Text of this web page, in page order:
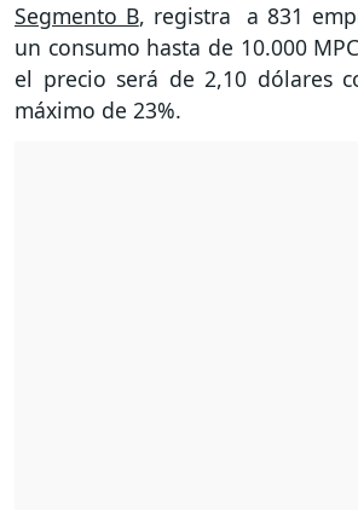
Segmento B, registra a 831
un consumo hasta de 10.000
el precio será de 2,10 dólares
máximo de 23%.